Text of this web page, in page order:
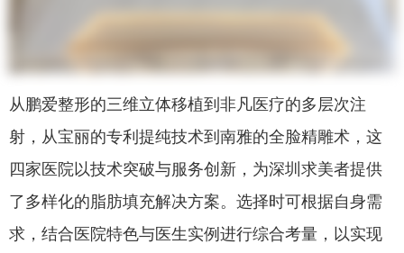
从鹏爱整形的三维立体移植到非凡医疗的多层次注
射，从宝丽的专利提纯技术到南雅的全脸精雕术，这
四家医院以技术突破与服务创新，为深圳求美者提供
了多样化的脂肪填充解决方案。选择时可根据自身需
求，结合医院特色与医生实例进行综合考量，以实现